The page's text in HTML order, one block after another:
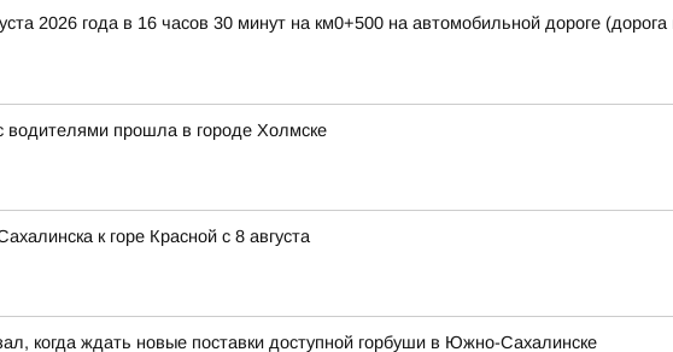
2026 года в 16 часов 30 минут на км0+500 на автомобильной дороге
водителями прошла в городе Холмске
к горе Красной с 8 августа
когда ждать новые поставки доступной горбуши в Южно-Сахалинске